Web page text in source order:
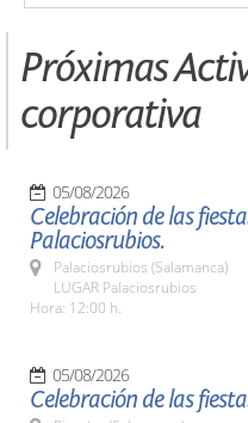
Próximas
corporativa
05/08/2026
Celebración de las
Palaciosrubios.
Palaciosrubios (Salamanca)
LUGAR Palaciosrubios
Hora: 12:00 h.
05/08/2026
Celebración de las